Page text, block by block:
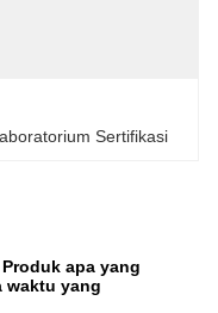
Sertifikasi
apa yang
waktu yang